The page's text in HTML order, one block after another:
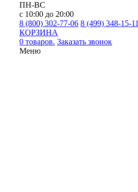
ПН-ВС
с 10:00 до 20:00
8 (800) 302-77-06 8 (499) 348-15-11
КОРЗИНА
0 товаров. Заказать звонок
Меню